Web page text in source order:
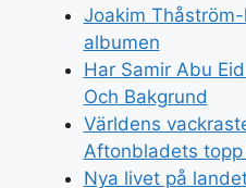
Joakim
albumen
Har Samir Abu
Och Bakgrund
Världens
Aftonbladets
Nya livet på